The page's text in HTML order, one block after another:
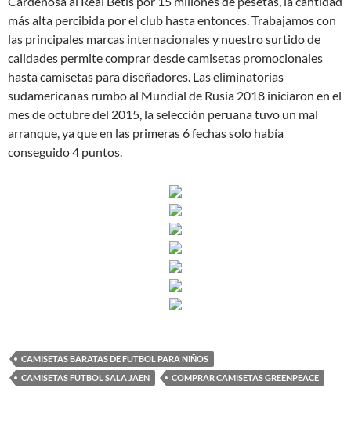
más alta percibida por el club hasta entonces. Trabajamos con
las principales marcas internacionales y nuestro surtido de
calidades permite comprar desde camisetas promocionales
hasta camisetas para diseñadores. Las eliminatorias
sudamericanas rumbo al Mundial de Rusia 2018 iniciaron en el
mes de octubre del 2015, la selección peruana tuvo un mal
arranque, ya que en las primeras 6 fechas solo había
conseguido 4 puntos.
CAMISETAS BARATAS DE FUTBOL PARA NIÑOS
CAMISETAS FUTBOL SALA JAEN
COMPRAR CAMISETAS GREENPEACE